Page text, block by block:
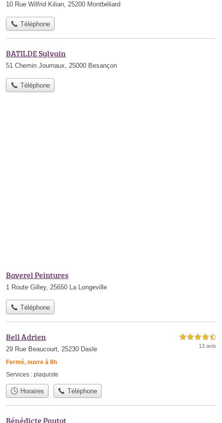
10 Rue Wilfrid Kilian, 25200 Montbéliard
Téléphone
BATILDE Sylvain
51 Chemin Journaux, 25000 Besançon
Téléphone
Baverel Peintures
1 Route Gilley, 25650 La Longeville
Téléphone
Bell Adrien
29 Rue Beaucourt, 25230 Dasle
Fermé, ouvre à 8h
4,5 étoiles sur 5
13 avis
Services : plaquiste
Horaires Téléphone
Bénédicte Pautot